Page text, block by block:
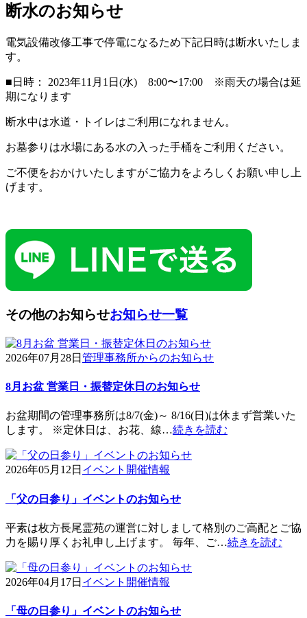
断水のお知らせ
電気設備改修工事で停電になるため下記日時は断水いたしま
す。
■ 日時： 2023年11 月 1 日 (水) 8:00〜17:00 ※雨天の場合は延
期になります
断水中は水道・トイレはご利用になれません。
お墓参りは水場にある水の入った手桶をご利用ください。
ご不便をおかけいたしますがご協力をよろしくお願い申し上
げます。
その他のお知らせお知らせ一覧
2026年07月28日 管理事務所からのお知らせ
8月お盆 営業日・振替定休日のお知らせ
お盆期間の管理事務所は8/7(金)～ 8/16(日)は休まず営業いた
します。 ※定休日は、お花、線…続きを読む
2026年05月12日 イベント開催情報
「父の日参り」イベントのお知らせ
平素は枚方長尾霊苑の運営に対しまして格別のご高配とご協
力を賜り厚くお礼申し上げます。 毎年、ご…続きを読む
2026年04月17日 イベント開催情報
「母の日参り」イベントのお知らせ